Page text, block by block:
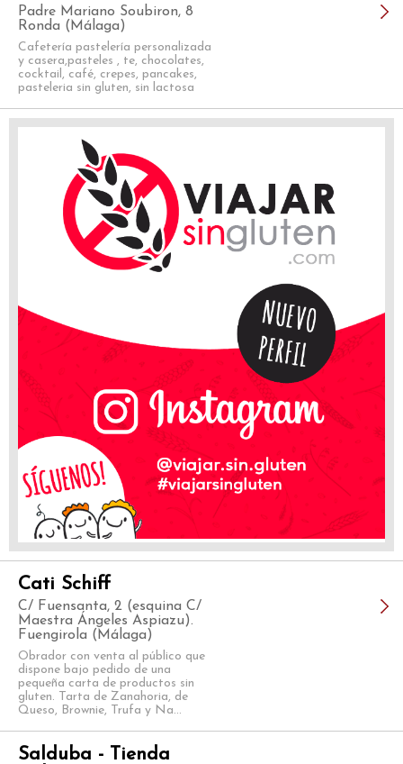
Padre Mariano Soubiron, 8
Ronda (Málaga)
Cafetería pastelería personalizada
y casera,pasteles , te, chocolates,
cocktail, café, crepes, pancakes,
pasteleria sin gluten, sin lactosa
Cati Schiff
C/ Fuensanta, 2 (esquina C/
Maestra Ángeles Aspiazu).
Fuengirola (Málaga)
Obrador con venta al público que
dispone bajo pedido de una
pequeña carta de productos sin
gluten. Tarta de Zanahoria, de
Queso, Brownie, Trufa y Na...
Salduba - Tienda